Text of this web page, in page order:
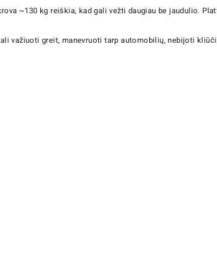
~130 kg reiškia, kad gali vežti daugiau be jaudulio.
važiuoti greit, manevruoti tarp automobilių, nebijoti